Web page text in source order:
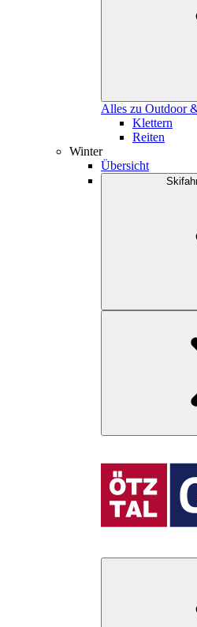
Alles zu Outdoor
Klettern
Reiten
Winter
Übersicht